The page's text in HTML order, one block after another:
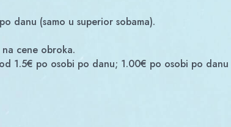
danu (samo u superior sobama).
na cene obroka.